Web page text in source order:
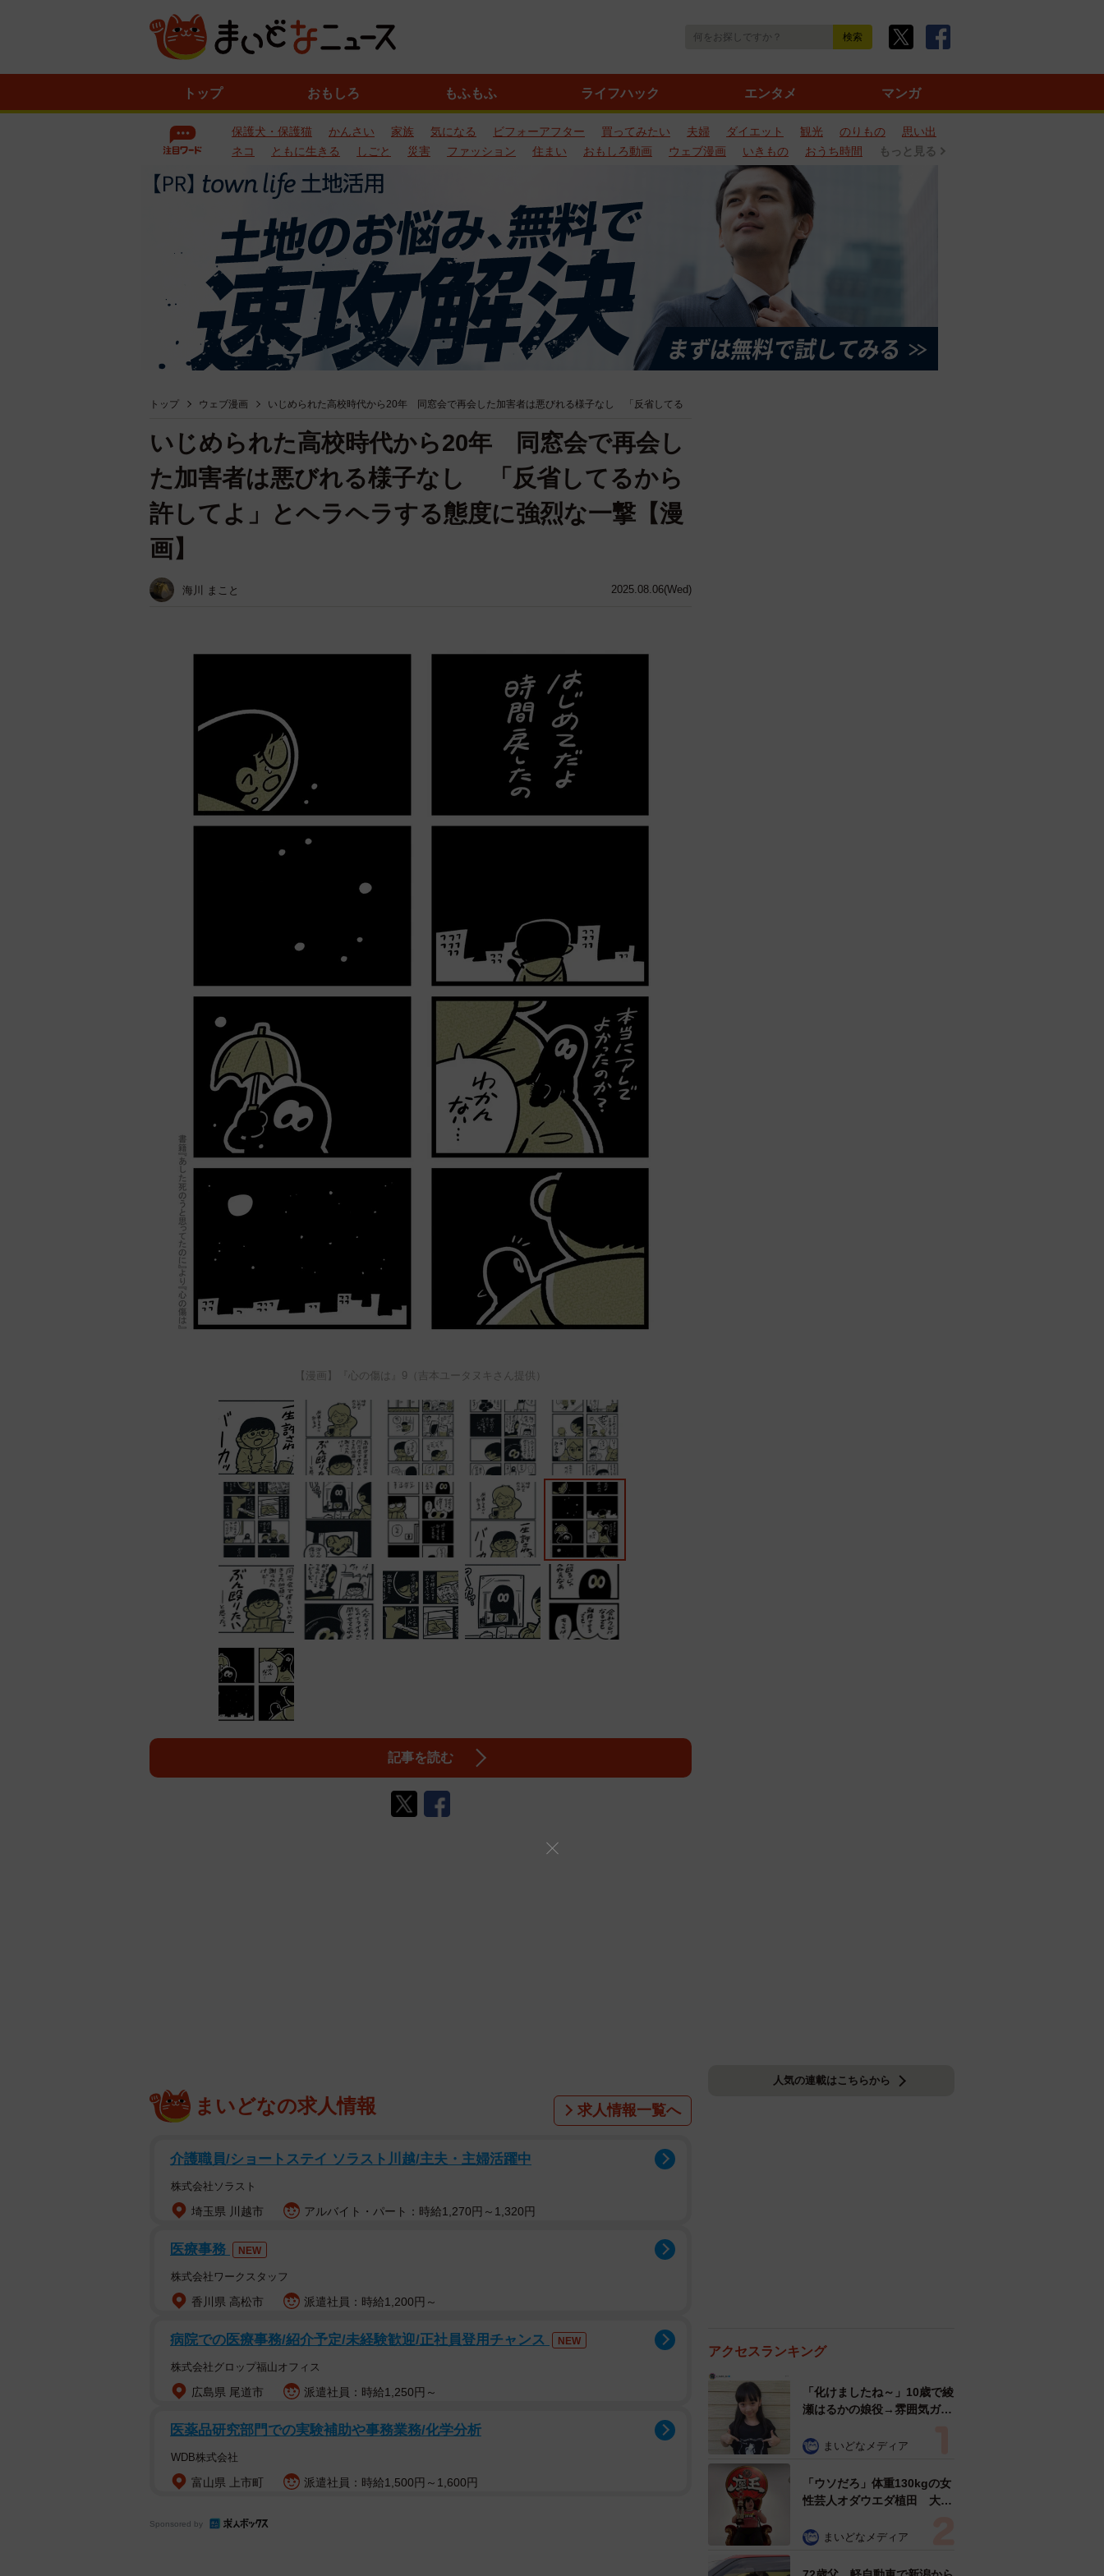
トップ おもしろ もふもふ ライフハック エンタメ マンガ
保護犬・保護猫 かんさい 家族 気になる ビフォーアフター 買ってみたい 夫婦 ダイエット 観光 のりもの
思い出
ネコ
ともに生きる しごと 災害 ファッション 住まい おもしろ動画 ウェブ漫画 いきもの おうち時間 もっと見る
トップ ウェブ漫画 いじめられた高校時代から20年 同窓会で再会した加害者は悪びれる様子なし 「反省してる
2025.08.06(Wed)
いじめられた高校時代から20年 同窓会で再会し
た加害者は悪びれる様子なし 「反省してるから
許してよ」とヘラヘラする態度に強烈な一撃【漫
画】
海川 まこと
【漫画】『心の傷は』9（吉本ユータヌキさん提供）
記事を読む
まいどなの求人情報 求人情報一覧へ
介護職員/ショートステイ ソラスト川越/主夫・主婦活躍中
株式会社ソラスト
埼玉県 川越市 アルバイト・パート：時給1,270円～1,320円
医療事務 NEW
株式会社ワークスタッフ
香川県 高松市 派遣社員：時給1,200円～
病院での医療事務/紹介予定/未経験歓迎/正社員登用チャンス NEW
株式会社グロップ福山オフィス
広島県 尾道市 派遣社員：時給1,250円～
医薬品研究部門での実験補助や事務業務/化学分析
WDB株式会社
富山県 上市町 派遣社員：時給1,500円～1,600円
Sponsored by
人気の連載はこちらから
アクセスランキング
「化けましたね～」10歳で綾
瀬はるかの娘役→雰囲気ガラ
雰囲気が」「宝塚に入れそ
まいどなメディア
「ウソだろ」体重130kgの女
性芸人オダウエダ植田 大学
で」 まいどなメディア